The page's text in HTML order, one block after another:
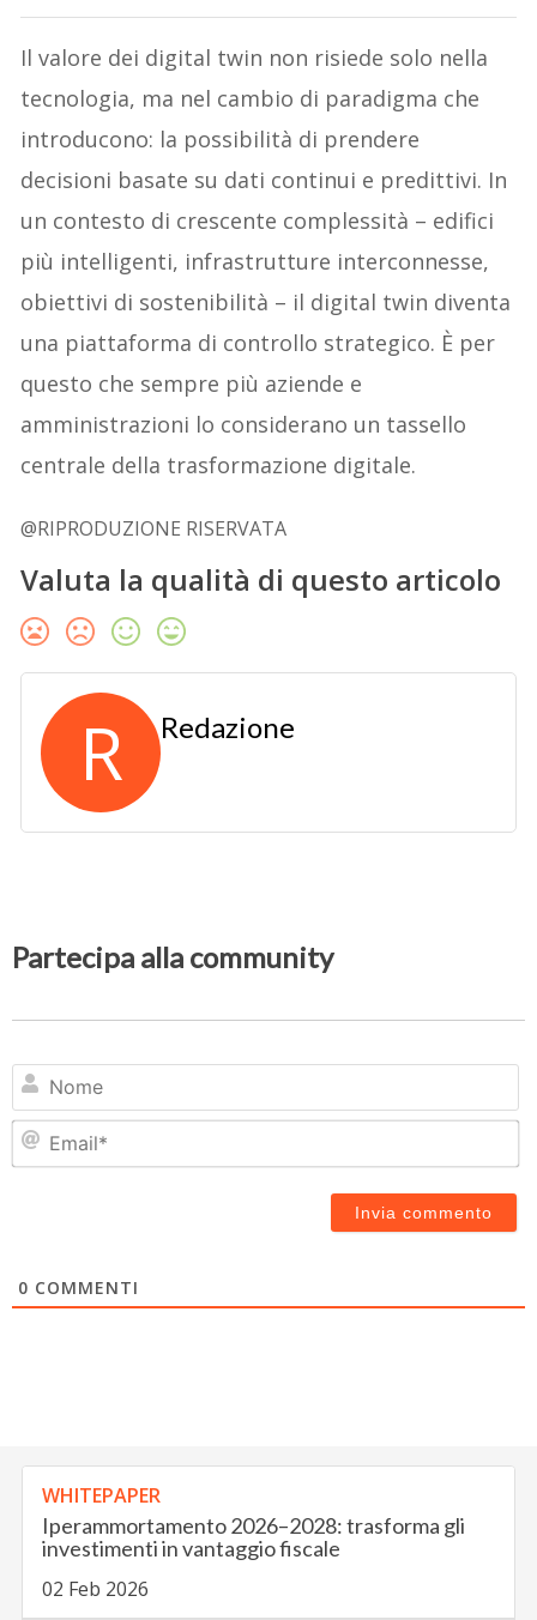
Il valore dei digital twin non risiede solo nella
tecnologia, ma nel cambio di paradigma che
introducono: la possibilità di prendere
decisioni basate su dati continui e predittivi. In
un contesto di crescente complessità – edifici
più intelligenti, infrastrutture interconnesse,
obiettivi di sostenibilità – il digital twin diventa
una piattaforma di controllo strategico. È per
questo che sempre più aziende e
amministrazioni lo considerano un tassello
centrale della trasformazione digitale.
@RIPRODUZIONE RISERVATA
Valuta la qualità di questo articolo
R Redazione
Partecipa alla community
0 COMMENTI
WHITEPAPER
Iperammortamento 2026–2028: trasforma gli
investimenti in vantaggio fiscale
02 Feb 2026